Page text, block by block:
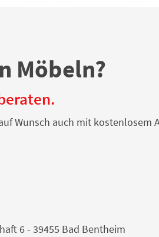
Möbeln?
Wunsch auch mit kostenlosem
6 - 39455 Bad Bentheim